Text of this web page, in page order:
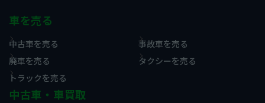
車を売る
中古車を売る
事故車を売る
廃車を売る
タクシーを売る
トラックを売る
中古車・車買取